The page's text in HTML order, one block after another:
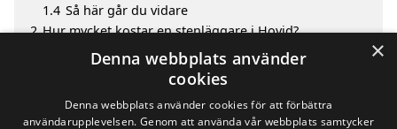
1.4 Så här går du vidare
2 Hur mycket kostar en stenläggare i Hovid?
Fördelar med att välja stenläggare i Hovid
Sök efter en skicklig stenläggare i de omgivande
×
Denna webbplats använder
cookies
Denna webbplats använder cookies för att förbättra
användarupplevelsen. Genom att använda vår webbplats samtycker